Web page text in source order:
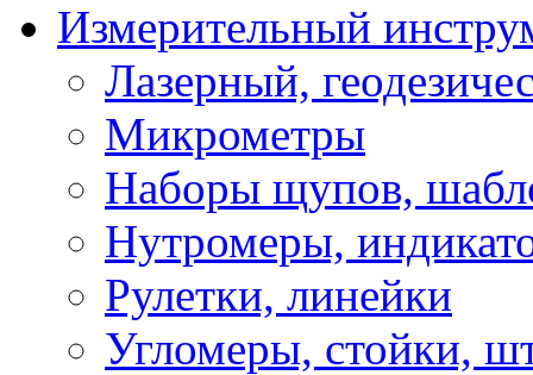
Измерительный
Лазерный,
Микрометры
Наборы щупов,
Нутромеры,
Рулетки, линейки
Угломеры, стойки,